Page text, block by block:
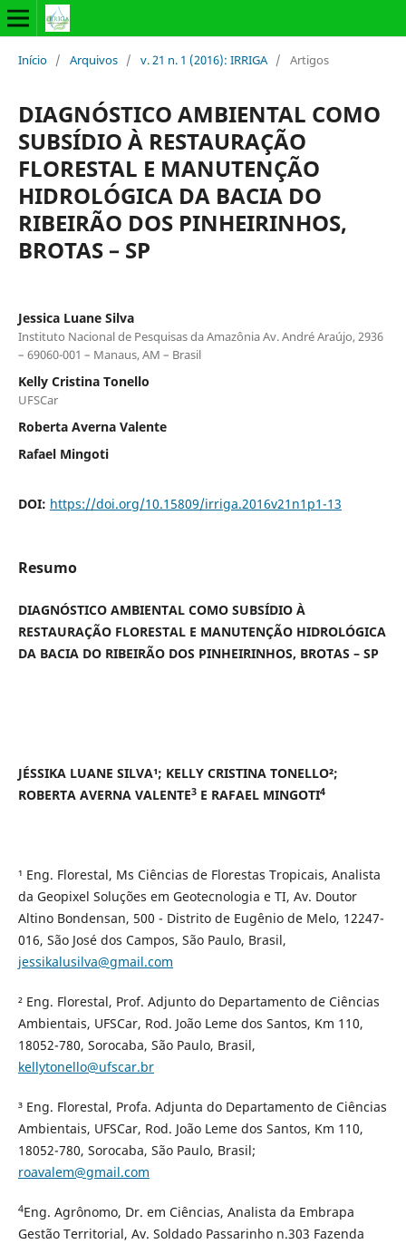
Início / Arquivos / v. 21 n. 1 (2016): IRRIGA / Artigos
DIAGNÓSTICO AMBIENTAL COMO
SUBSÍDIO À RESTAURAÇÃO
FLORESTAL E MANUTENÇÃO
HIDROLÓGICA DA BACIA DO
RIBEIRÃO DOS PINHEIRINHOS,
BROTAS – SP
Jessica Luane Silva
Instituto Nacional de Pesquisas da Amazônia Av. André Araújo, 2936
– 69060-001 – Manaus, AM – Brasil
Kelly Cristina Tonello
UFSCar
Roberta Averna Valente
Rafael Mingoti
DOI: https://doi.org/10.15809/irriga.2016v21n1p1-13
Resumo
DIAGNÓSTICO AMBIENTAL COMO SUBSÍDIO À
RESTAURAÇÃO FLORESTAL E MANUTENÇÃO HIDROLÓGICA
DA BACIA DO RIBEIRÃO DOS PINHEIRINHOS, BROTAS – SP
JÉSSIKA LUANE SILVA¹; KELLY CRISTINA TONELLO²;
ROBERTA AVERNA VALENTE3E RAFAEL MINGOTI4
¹ Eng. Florestal, Ms Ciências de Florestas Tropicais, Analista
da Geopixel Soluções em Geotecnologia e TI, Av. Doutor
Altino Bondensan, 500 - Distrito de Eugênio de Melo, 12247-
016, São José dos Campos, São Paulo, Brasil,
jessikalusilva@gmail.com
² Eng. Florestal, Prof. Adjunto do Departamento de Ciências
Ambientais, UFSCar, Rod. João Leme dos Santos, Km 110,
18052-780, Sorocaba, São Paulo, Brasil,
kellytonello@ufscar.br
³ Eng. Florestal, Profa. Adjunta do Departamento de Ciências
Ambientais, UFSCar, Rod. João Leme dos Santos, Km 110,
18052-780, Sorocaba, São Paulo, Brasil;
roavalem@gmail.com
4Eng. Agrônomo, Dr. em Ciências, Analista da Embrapa
Gestão Territorial, Av. Soldado Passarinho n.303 Fazenda